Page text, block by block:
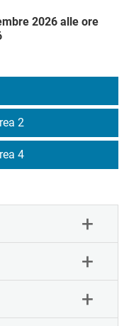
2026 alle ore
2
4